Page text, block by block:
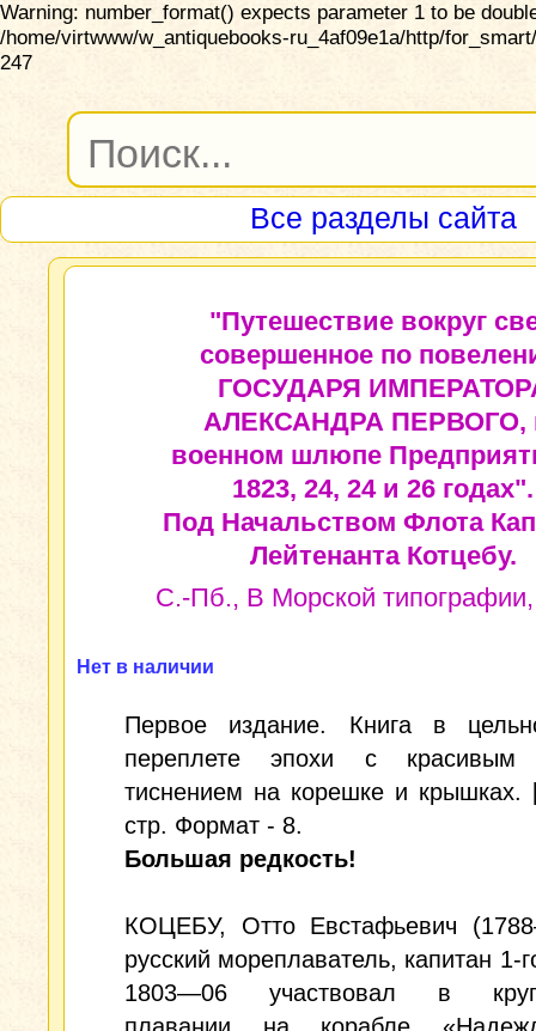
Warning: number_format() expects parameter 1 to be
/home/virtwww/w_antiquebooks-ru_4af09e1a/http/
247
Все разделы сайта
"Путешествие вокруг
совершенное по
ГОСУДАРЯ
АЛЕКСАНДРА ПЕРВОГО,
военном шлюпе
1823, 24, 24 и 26 годах".
Под Начальством Флота
Лейтенанта Котцебу.
С.-Пб., В Морской типографии,
Нет в наличии
Первое издание. Книга в
переплете эпохи с красивым
тиснением на корешке и крышках.
стр. Формат - 8.
Большая редкость!
КОЦЕБУ, Отто Евстафьевич
русский мореплаватель, капитан 1-
1803—06 участвовал в